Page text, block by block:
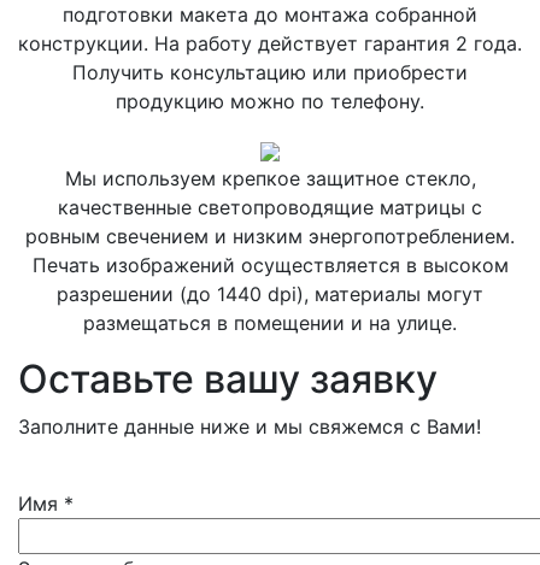
подготовки макета до монтажа собранной
конструкции. На работу действует гарантия 2 года.
Получить консультацию или приобрести
продукцию можно по телефону.
Мы используем крепкое защитное стекло,
качественные светопроводящие матрицы с
ровным свечением и низким энергопотреблением.
Печать изображений осуществляется в высоком
разрешении (до 1440 dpi), материалы могут
размещаться в помещении и на улице.
Оставьте вашу заявку
Заполните данные ниже и мы свяжемся с Вами!
Имя *